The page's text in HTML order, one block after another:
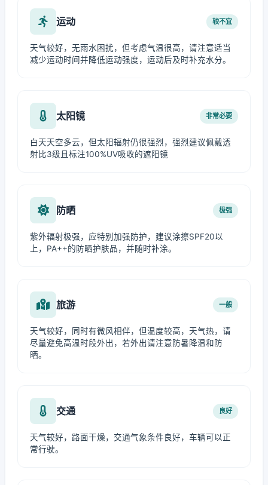
运动 较不宜
天气较好，无雨水困扰，但考虑气温很高，请注意适当
减少运动时间并降低运动强度，运动后及时补充水分。
太阳镜 非常必要
白天天空多云，但太阳辐射仍很强烈，强烈建议佩戴透
射比3级且标注100%UV吸收的遮阳镜
防晒 极强
紫外辐射极强，应特别加强防护，建议涂擦SPF20以
上，PA++的防晒护肤品，并随时补涂。
旅游 一般
天气较好，同时有微风相伴，但温度较高，天气热，请
尽量避免高温时段外出，若外出请注意防暑降温和防
晒。
交通 良好
天气较好，路面干燥，交通气象条件良好，车辆可以正
常行驶。